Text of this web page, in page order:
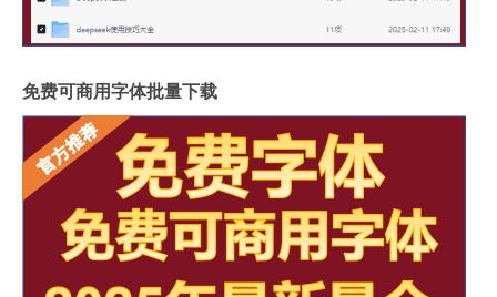
免费可商用字体批量下载